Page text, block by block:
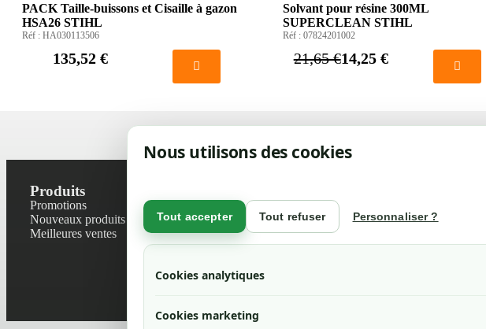
Nous utilisons des cookies
Tout accepter Tout refuser Personnaliser ?
Cookies analytiques
Cookies marketing
PACK Taille-buissons et Cisaille à gazon
HSA26 STIHL
Réf : HA030113506
135,52 €
Solvant pour résine 300ML
SUPERCLEAN STIHL
Réf : 07824201002
21,65 €14,25 €
Produits
Promotions
Nouveaux produits
Meilleures ventes
Contactez-nous
Plan du site
Magasin
Mentions légales